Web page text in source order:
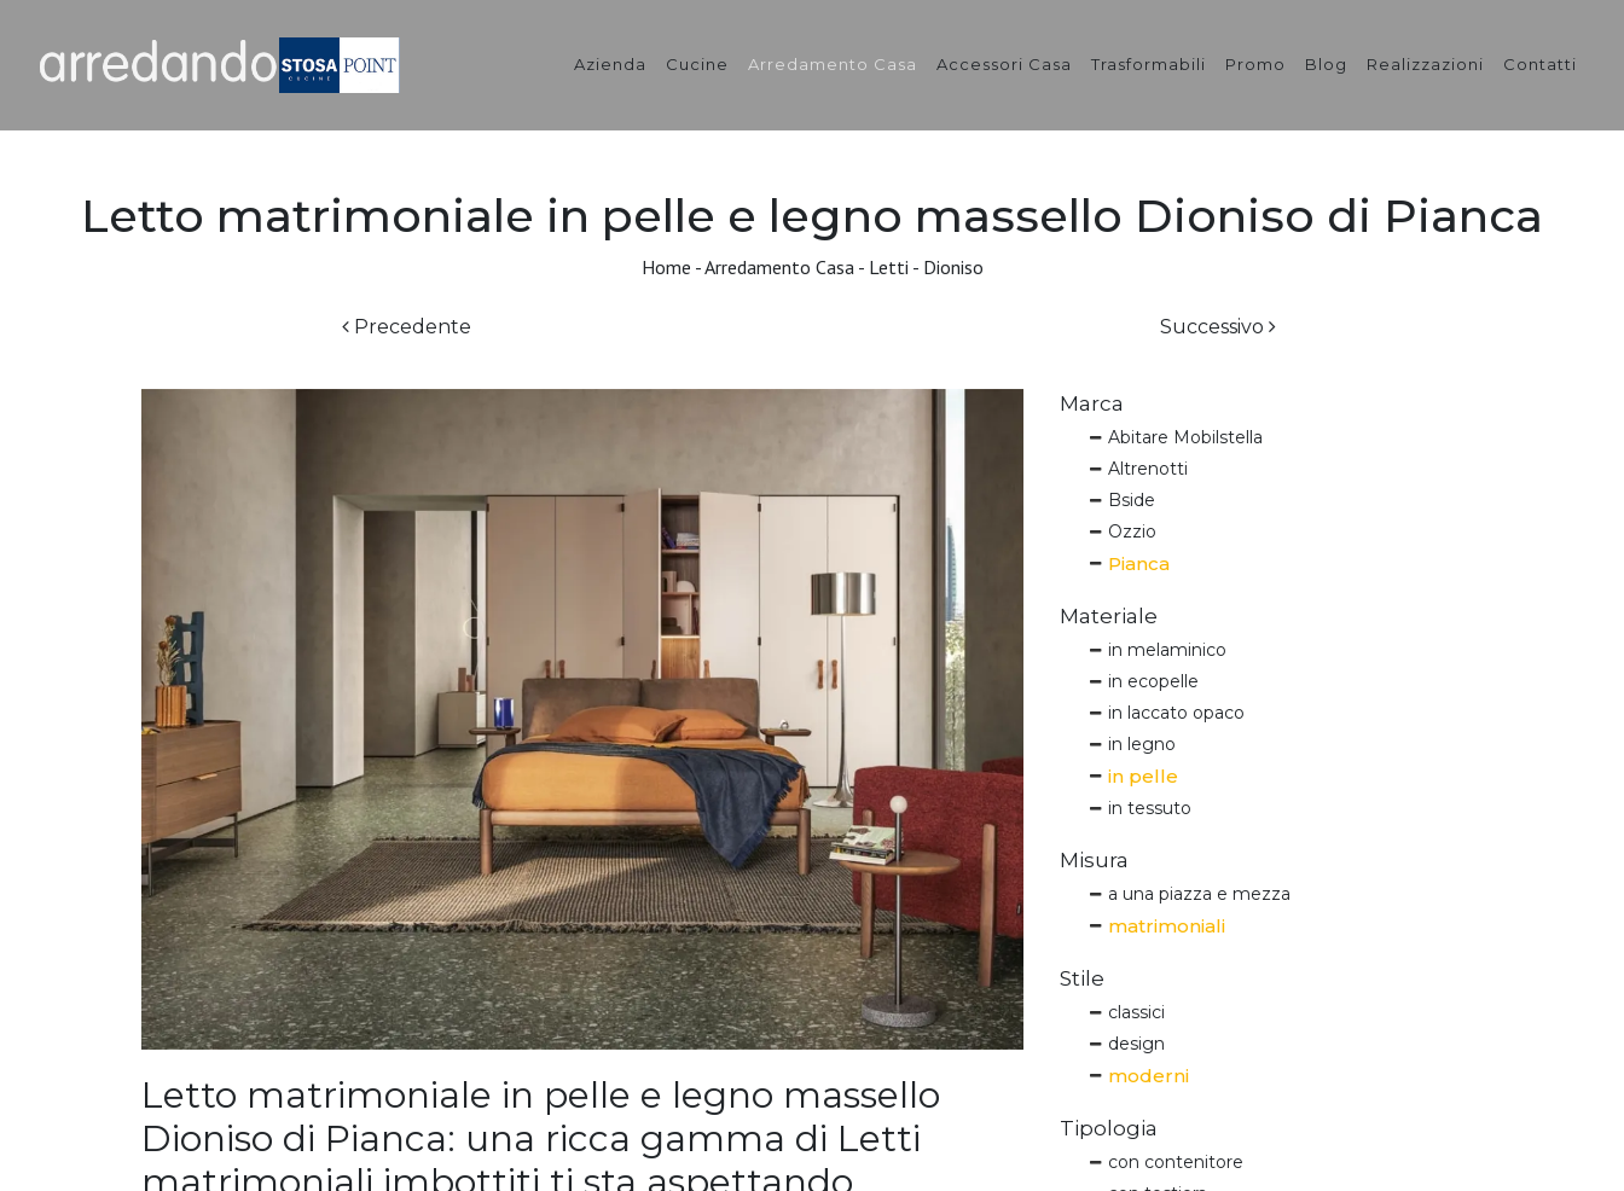
Azienda Cucine Arredamento Casa Accessori Casa Trasformabili Promo Blog Realizzazioni Contatti
Letto matrimoniale in pelle e legno massello Dioniso di Pianca
Home -Arredamento Casa - Letti - Dioniso
Precedente Successivo
Letto matrimoniale in pelle e legno massello
Dioniso di Pianca: una ricca gamma di Letti
matrimoniali imbottiti ti sta aspettando
Marca
Abitare Mobilstella
Altrenotti
Bside
Ozzio
Pianca
Materiale
in melaminico
in ecopelle
in laccato opaco
in legno
in pelle
in tessuto
Misura
a una piazza e mezza
matrimoniali
Stile
classici
design
moderni
Tipologia
con contenitore